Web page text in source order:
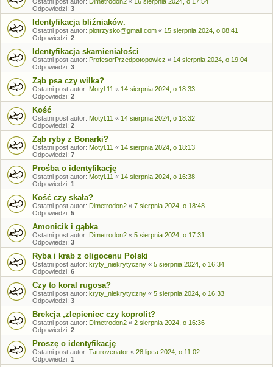
Odpowiedzi: 3
Identyfikacja bliźniaków.
Ostatni post autor: piotrzysko@gmail.com « 15 sierpnia 2024, o 08:41
Odpowiedzi: 2
Identyfikacja skamieniałości
Ostatni post autor: ProfesorPrzedpotopowicz « 14 sierpnia 2024, o 19:04
Odpowiedzi: 3
Ząb psa czy wilka?
Ostatni post autor: Motyl.11 « 14 sierpnia 2024, o 18:33
Odpowiedzi: 2
Kość
Ostatni post autor: Motyl.11 « 14 sierpnia 2024, o 18:32
Odpowiedzi: 2
Ząb ryby z Bonarki?
Ostatni post autor: Motyl.11 « 14 sierpnia 2024, o 18:13
Odpowiedzi: 7
Prośba o identyfikację
Ostatni post autor: Motyl.11 « 14 sierpnia 2024, o 16:38
Odpowiedzi: 1
Kość czy skała?
Ostatni post autor: Dimetrodon2 « 7 sierpnia 2024, o 18:48
Odpowiedzi: 5
Amonicik i gąbka
Ostatni post autor: Dimetrodon2 « 5 sierpnia 2024, o 17:31
Odpowiedzi: 3
Ryba i krab z oligocenu Polski
Ostatni post autor: kryty_niekrytyczny « 5 sierpnia 2024, o 16:34
Odpowiedzi: 6
Czy to koral rugosa?
Ostatni post autor: kryty_niekrytyczny « 5 sierpnia 2024, o 16:33
Odpowiedzi: 3
Brekcja ,zlepieniec czy koprolit?
Ostatni post autor: Dimetrodon2 « 2 sierpnia 2024, o 16:36
Odpowiedzi: 2
Proszę o identyfikację
Ostatni post autor: Taurovenator « 28 lipca 2024, o 11:02
Odpowiedzi: 1